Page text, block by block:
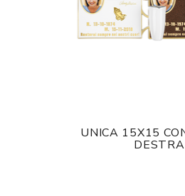
UNICA 15X15
DESTRA